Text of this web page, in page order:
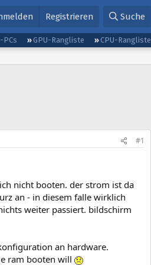
Registrieren Suche
PCs GPU-Rangliste CPU-Rangliste
#1
nicht booten. der strom ist da
an - in diesem falle wirklich
weiter passiert. bildschirm
an hardware.
ram booten will